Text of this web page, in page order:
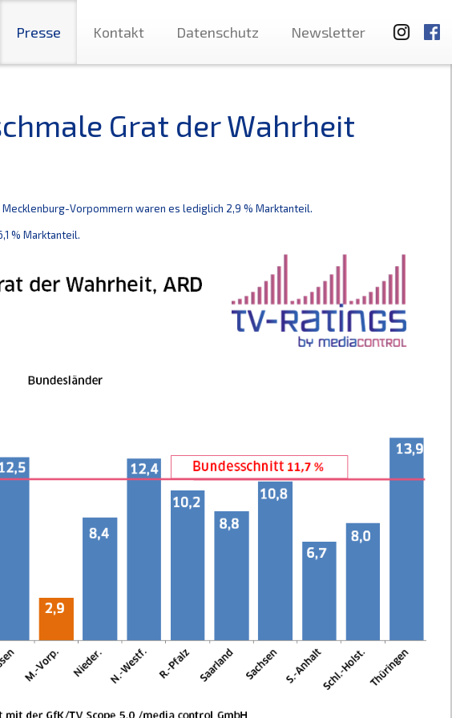
Presse Kontakt Datenschutz Newsletter
Grat der Wahrheit
Mecklenburg-Vorpommern waren es lediglich 2,9 % Marktanteil.
% Marktanteil.